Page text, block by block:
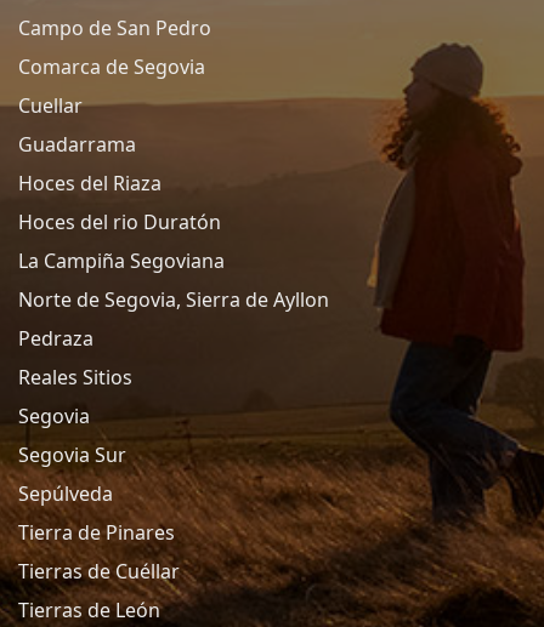
Campo de San Pedro
Comarca de Segovia
Cuellar
Guadarrama
Hoces del Riaza
Hoces del rio Duratón
La Campiña Segoviana
Norte de Segovia, Sierra de Ayllon
Pedraza
Reales Sitios
Segovia
Segovia Sur
Sepúlveda
Tierra de Pinares
Tierras de Cuéllar
Tierras de León